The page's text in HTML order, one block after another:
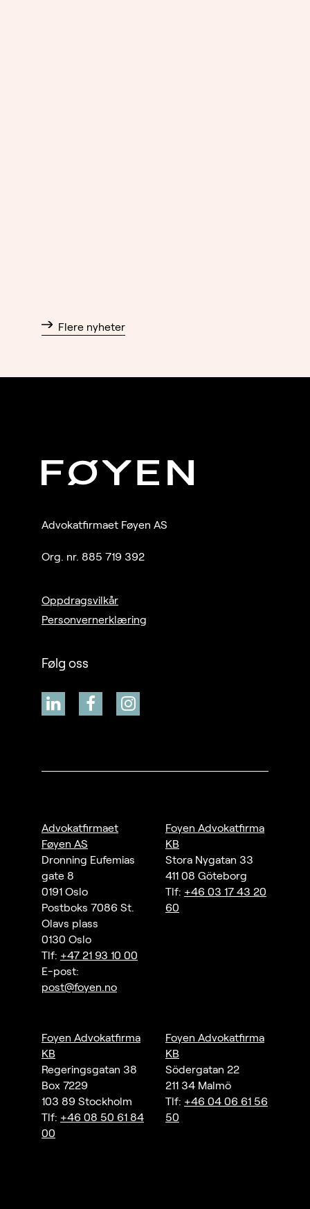
Flere nyheter
Advokatfirmaet Føyen AS
Org. nr. 885 719 392
Oppdragsvilkår
Personvernerklæring
Følg oss
Advokatfirmaet
Føyen AS
Dronning Eufemias
gate 8
0191 Oslo
Postboks 7086 St.
Olavs plass
0130 Oslo
Tlf: +47 21 93 10 00
E-post:
post@foyen.no
Foyen Advokatfirma
KB
Stora Nygatan 33
411 08 Göteborg
Tlf: +46 03 17 43 20
60
Foyen Advokatfirma
KB
Regeringsgatan 38
Box 7229
103 89 Stockholm
Tlf: +46 08 50 61 84
00
Foyen Advokatfirma
KB
Södergatan 22
211 34 Malmö
Tlf: +46 04 06 61 56
50